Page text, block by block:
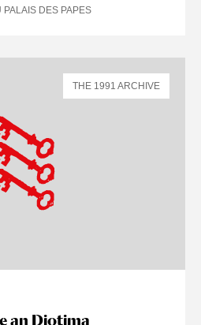
DES PAPES
an Diotima
THE 1991 ARCHIVE